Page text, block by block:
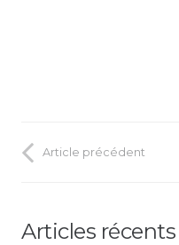
Article précédent
Articles récents